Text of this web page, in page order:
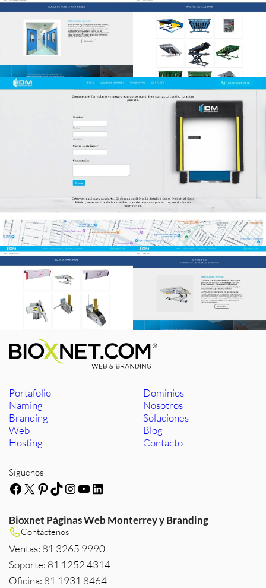
Portafolio
Naming
Branding
Web
Hosting
Dominios
Nosotros
Soluciones
Blog
Contacto
Síguenos
Facebook
X Pinterest
TikTok
Instagram
YouTube
LinkedIn
Bioxnet Páginas Web Monterrey y Branding
Contáctenos
Ventas: 81 3265 9990
Soporte: 81 1252 4314
Oficina: 81 1931 8464